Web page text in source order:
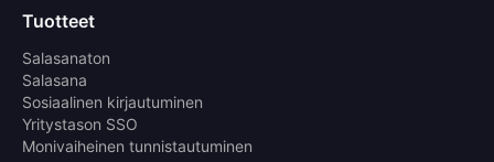
Tuotteet
Salasanaton
Salasana
Sosiaalinen kirjautuminen
Yritystason SSO
Monivaiheinen tunnistautuminen